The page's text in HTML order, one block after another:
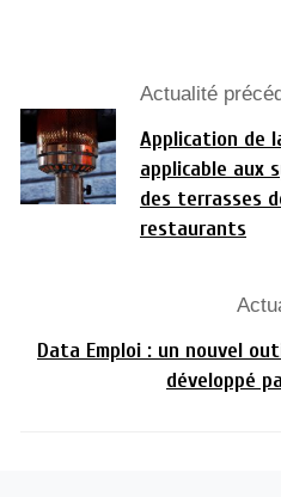
Actualité
Application de
applicable aux
des terrasses
restaurants
Data Emploi : un nouvel
développé